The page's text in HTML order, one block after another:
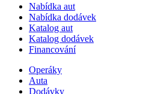
Nabídka aut
Nabídka dodávek
Katalog aut
Katalog dodávek
Financování
Operáky
Auta
Dodávky